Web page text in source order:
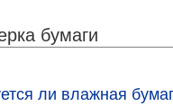
бумаги
ли влажная